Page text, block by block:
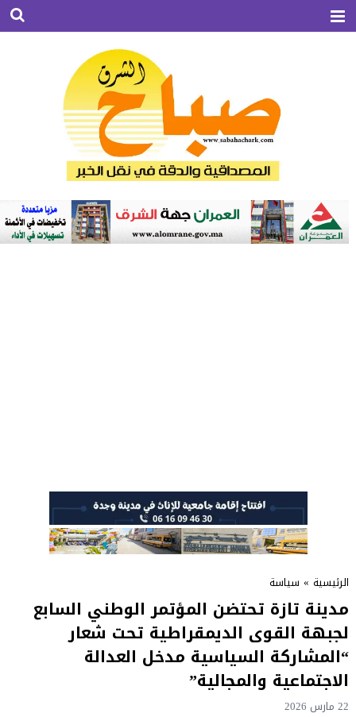
الرئيسية » سياسة
مدينة تازة تحتضن المؤتمر الوطني السابع
لجبهة القوى الديمقراطية تحت شعار
“المشاركة السياسية مدخل العدالة
الاجتماعية والمجالية”
22 مارس 2026